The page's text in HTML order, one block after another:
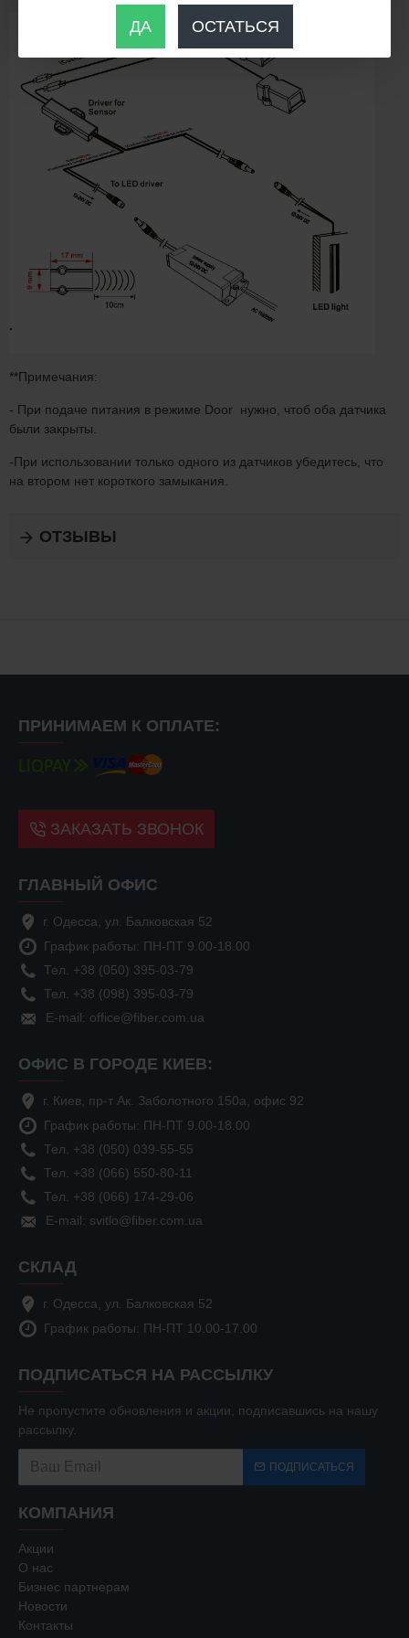
ДА ОСТАТЬСЯ
**Примечания:
- При подаче питания в режиме Door нужно, чтоб оба датчика
были закрыты.
-При использовании только одного из датчиков убедитесь, что
на втором нет короткого замыкания.
ОТЗЫВЫ
ПРИНИМАЕМ К ОПЛАТЕ:
ЗАКАЗАТЬ ЗВОНОК
ГЛАВНЫЙ ОФИС
г. Одесса, ул. Балковская 52
График работы: ПН-ПТ 9.00-18.00
Тел. +38 (050) 395-03-79
Тел. +38 (098) 395-03-79
E-mail: office@fiber.com.ua
ОФИС В ГОРОДЕ КИЕВ:
г. Киев, пр-т Ак. Заболотного 150а, офис 92
График работы: ПН-ПТ 9.00-18.00
Тел. +38 (050) 039-55-55
Тел. +38 (066) 550-80-11
Тел. +38 (066) 174-29-06
E-mail: svitlo@fiber.com.ua
СКЛАД
г. Одесса, ул. Балковская 52
График работы: ПН-ПТ 10.00-17.00
ПОДПИСАТЬСЯ НА РАССЫЛКУ
Не пропустите обновления и акции, подписавшись на нашу
рассылку.
ПОДПИСАТЬСЯ
КОМПАНИЯ
Акции
О нас
Бизнес партнерам
Новости
Контакты